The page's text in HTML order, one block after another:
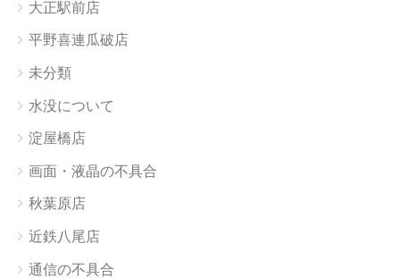
大正駅前店
平野喜連瓜破店
未分類
水没について
淀屋橋店
画面・液晶の不具合
秋葉原店
近鉄八尾店
通信の不具合